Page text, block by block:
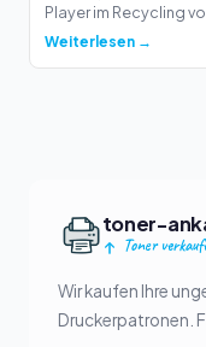
Player im Recycling
Weiterlesen →
toner-
Toner
Wir kaufen Ihre
Druckerpatronen.